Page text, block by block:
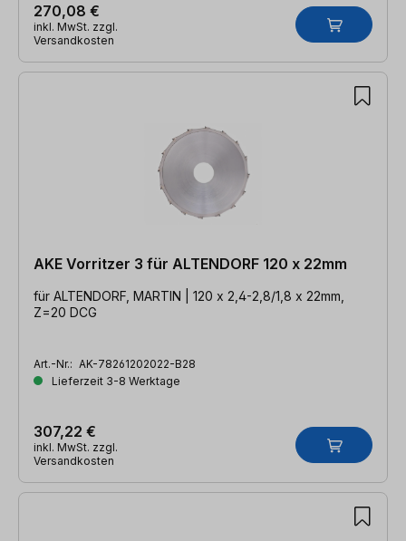
270,08 €
inkl. MwSt. zzgl.
Versandkosten
AKE Vorritzer 3 für ALTENDORF 120 x 22mm
für ALTENDORF, MARTIN | 120 x 2,4-2,8/1,8 x 22mm,
Z=20 DCG
Art.-Nr.: AK-78261202022-B28
Lieferzeit 3-8 Werktage
307,22 €
inkl. MwSt. zzgl.
Versandkosten